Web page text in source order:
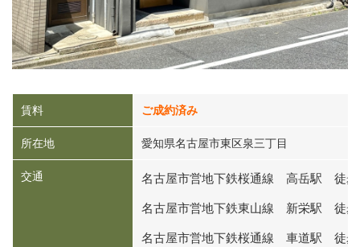
賃料 ご成約済み
所在地 愛知県名古屋市東区泉三丁目
交通 名古屋市営地下鉄桜通線 高岳駅 徒歩
名古屋市営地下鉄東山線 新栄駅 徒歩
名古屋市営地下鉄桜通線 車道駅 徒歩